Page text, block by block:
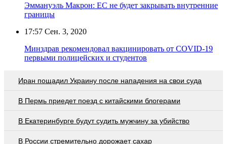
Эммануэль Макрон: ЕС не будет закрывать внутренние
границы
17:57 Сен. 3, 2020
Минздрав рекомендовал вакцинировать от COVID-19
первыми полицейских и студентов
Иран пощадил Украину после нападения на свои суда
В Пермь приедет поезд с китайскими блогерами
В Екатеринбурге будут судить мужчину за убийство
В России стремительно дорожает сахар